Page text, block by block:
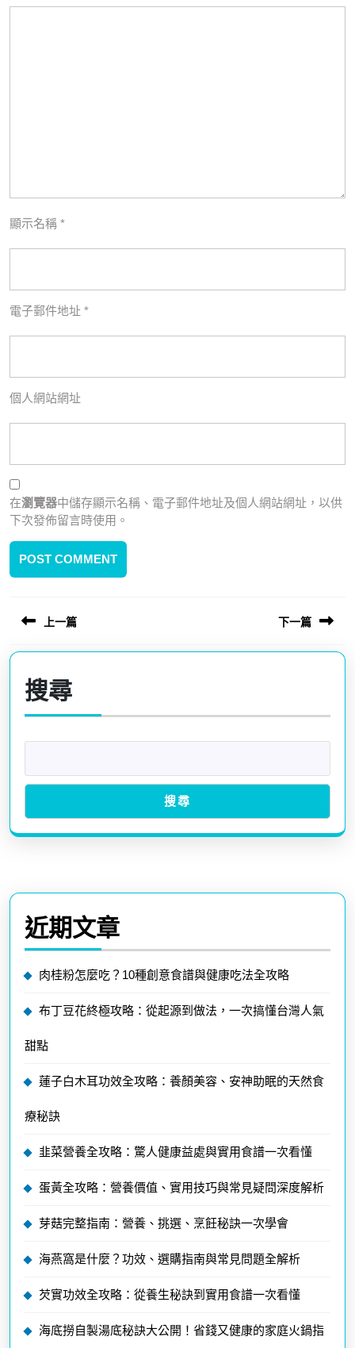
顯示名稱 *
電子郵件地址 *
個人網站網址
在瀏覽器中儲存顯示名稱、電子郵件地址及個人網站網址，以供
下次發佈留言時使用。
文
導
覽
上一篇
Previous
post:
下一篇
搜尋
搜尋
近期文章
肉桂粉怎麼吃？10種創意食譜與健康吃法全攻略
布丁豆花終極攻略：從起源到做法，一次搞懂台灣人氣
甜點
蓮子白木耳功效全攻略：養顏美容、安神助眠的天然食
療秘訣
韭菜營養全攻略：驚人健康益處與實用食譜一次看懂
蛋黃全攻略：營養價值、實用技巧與常見疑問深度解析
芽菇完整指南：營養、挑選、烹飪秘訣一次學會
海燕窩是什麼？功效、選購指南與常見問題全解析
芡實功效全攻略：從養生秘訣到實用食譜一次看懂
海底撈自製湯底秘訣大公開！省錢又健康的家庭火鍋指